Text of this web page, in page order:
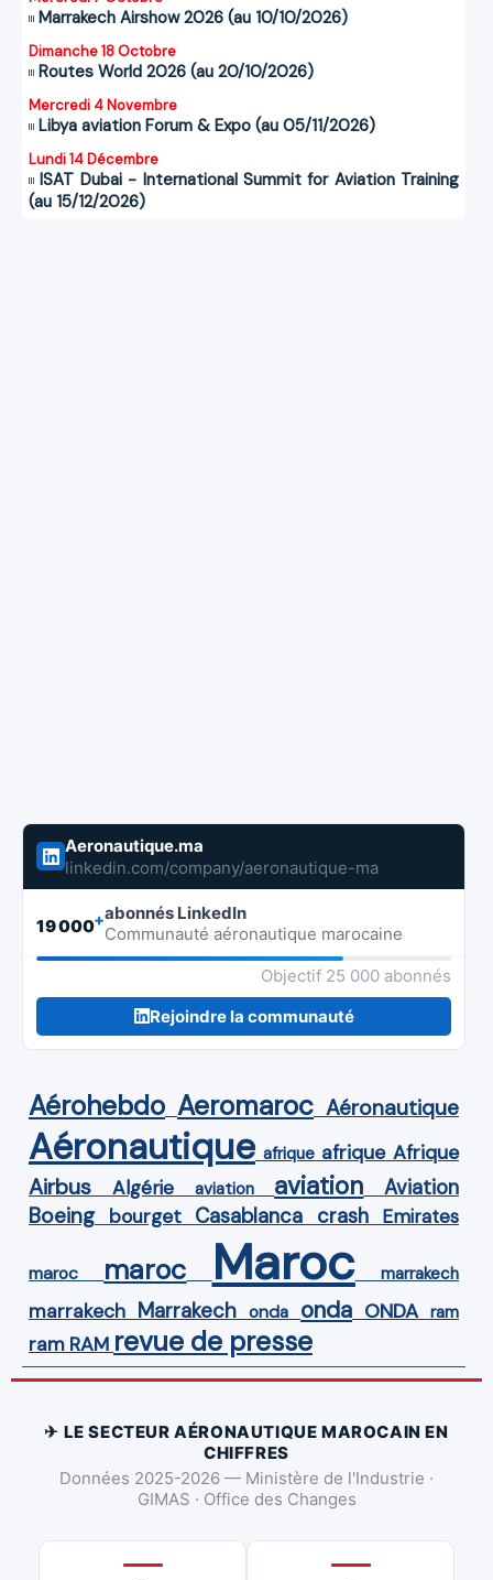
Marrakech Airshow 2026 (au 10/10/2026)
Dimanche 18 Octobre
Routes World 2026 (au 20/10/2026)
Mercredi 4 Novembre
Libya aviation Forum & Expo (au 05/11/2026)
Lundi 14 Décembre
ISAT Dubai - International Summit for Aviation Training
(au 15/12/2026)
Aeronautique.ma
linkedin.com/company/aeronautique-ma
19 000+abonnés LinkedIn
Communauté aéronautique marocaine
Objectif 25 000 abonnés
Rejoindre la communauté
Aérohebdo Aeromaroc Aéronautique
Aéronautique afrique afrique Afrique
Airbus Algérie aviation aviation Aviation
Boeing bourget Casablanca crash Emirates
maroc maroc Maroc marrakech
marrakech Marrakech onda onda ONDA ram
ram RAM revue de presse
✈ LE SECTEUR AÉRONAUTIQUE MAROCAIN EN
CHIFFRES
Données 2025-2026 — Ministère de l'Industrie ·
GIMAS · Office des Changes